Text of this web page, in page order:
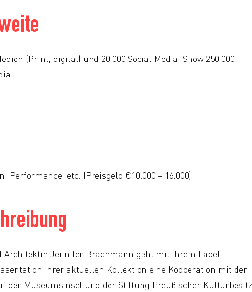
(Print, digital) und 20.000 Social Media; Show 250.000
Performance, etc. (Preisgeld €10.000 – 16.000)
Architektin Jennifer Brachmann geht mit ihrem Label
ihrer aktuellen Kollektion eine Kooperation mit der
der Museumsinsel und der Stiftung Preußischer Kulturbesitz